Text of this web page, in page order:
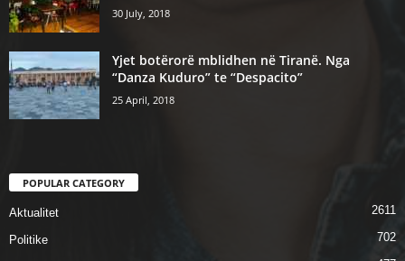
30 July, 2018
Yjet botërorë mblidhen në Tiranë. Nga
“Danza Kuduro” te “Despacito”
25 April, 2018
POPULAR CATEGORY
Aktualitet 2611
Politike 702